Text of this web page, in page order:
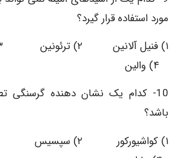
مورد استفاده قرار گیرد؟
10- کدام یک نشان دهنده گرسنگی
باشد؟